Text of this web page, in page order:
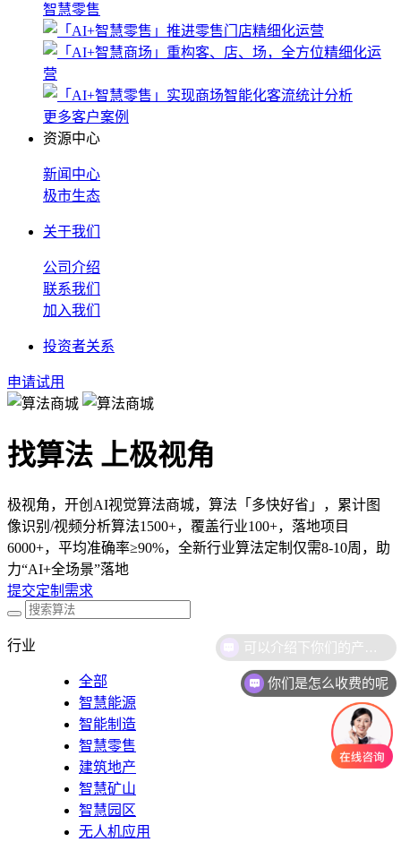
智慧零售
更多客户案例
资源中心
新闻中心
极市生态
关于我们
公司介绍
联系我们
加入我们
投资者关系
申请试用
找算法 上极视角
极视角，开创AI视觉算法商城，算法「多快好省」，累计图
像识别/视频分析算法1500+，覆盖行业100+，落地项目
6000+，平均准确率≥90%，全新行业算法定制仅需8-10周，助
力“AI+全场景”落地
提交定制需求
行业
全部
智慧能源
智能制造
智慧零售
建筑地产
智慧矿山
智慧园区
无人机应用
你们是怎么收费的呢